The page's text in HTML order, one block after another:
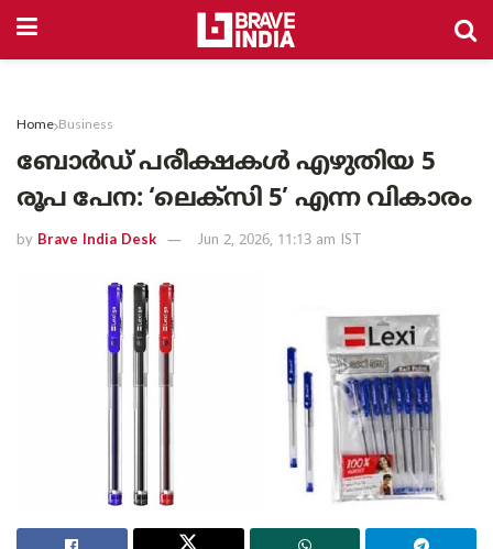
Home Business
ബോർഡ് പരീക്ഷകൾ എഴുതിയ 5
രൂപ പേന: ‘ലെക്സി 5’ എന്ന വികാരം
by Brave India Desk Jun 2, 2026, 11:13 am IST